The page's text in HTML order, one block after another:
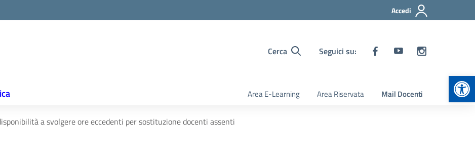
Accedi
Cerca Seguici su:
Area E-Learning Area Riservata Mail Docenti
a svolgere ore eccedenti per sostituzione docenti assenti